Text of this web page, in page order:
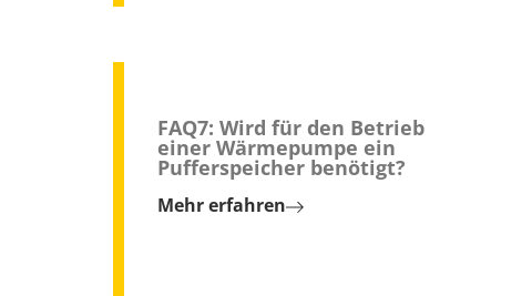
FAQ7: Wird für den Betrieb
einer Wärmepumpe ein
Pufferspeicher benötigt?
Mehr erfahren